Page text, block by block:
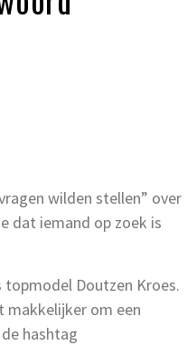
wilden stellen” over
dat iemand op zoek is
topmodel Doutzen Kroes.
makkelijker om een
hashtag